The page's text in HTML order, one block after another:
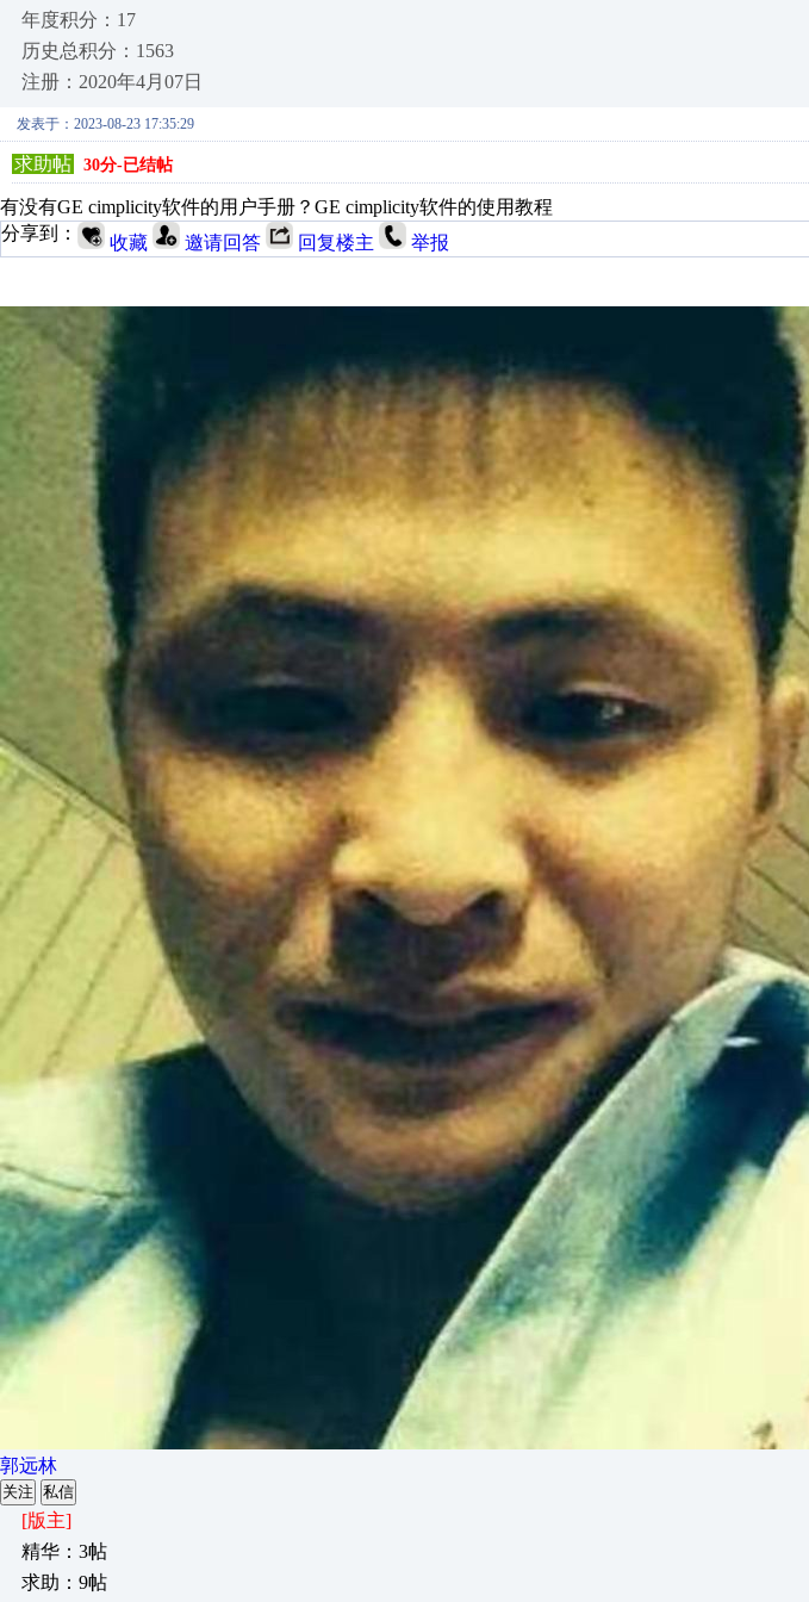
年度积分：17
历史总积分：1563
注册：2020年4月07日
发表于：2023-08-23 17:35:29
求助帖
30分-已结帖
有没有GE cimplicity软件的用户手册？ GE cimplicity软件的使用教程
分享到：
收藏 邀请回答 回复楼主 举报
郭远林
关注 私信
[版主]
精华：3帖
求助：9帖